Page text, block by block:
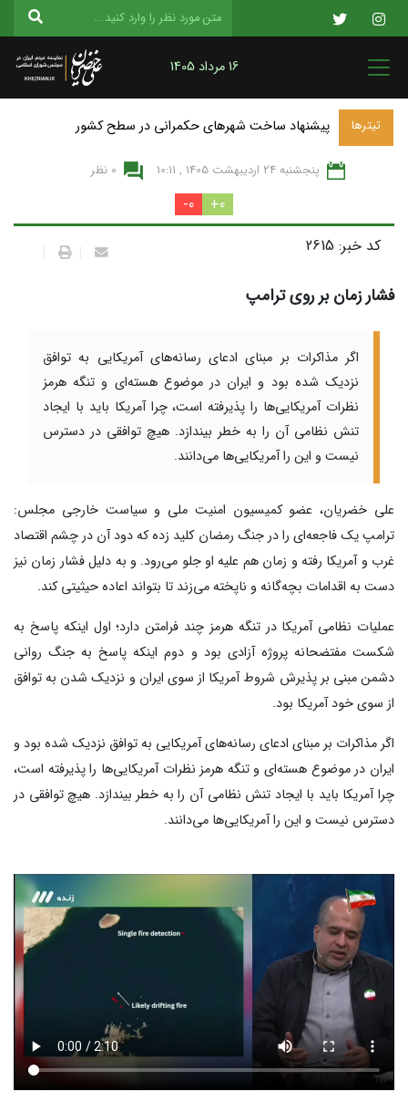
16 مرداد 1405
تیترها پیشنهاد ساخت شهرهای حکمرانی در سطح کشور
پنجشنبه 24 ارديبهشت 1405 , 10:11 0 نظر
0+
0-
کد خبر: 2615
فشار زمان بر روی ترامپ
اگر مذاکرات بر مبنای ادعای رسانه‌های آمریکایی به توافق
نزدیک شده بود و ایران در موضوع هسته‌ای و تنگه هرمز
نظرات آمریکایی‌ها را پذیرفته است، چرا آمریکا باید با ایجاد
تنش نظامی آن را به خطر بیندازد. هیچ توافقی در دسترس
نیست و این را آمریکایی‌ها می‌دانند.
علی خضریان، عضو کمیسیون امنیت ملی و سیاست خارجی مجلس:
ترامپ یک فاجعه‌ای را در جنگ رمضان کلید زده که دود آن در چشم اقتصاد
غرب و آمریکا رفته و زمان هم علیه او جلو می‌رود. و به دلیل فشار زمان نیز
دست به اقدامات بچه‌گانه و ناپخته می‌زند تا بتواند اعاده حیثیتی کند.
عملیات نظامی آمریکا در تنگه هرمز چند فرامتن دارد؛ اول اینکه پاسخ به
شکست مفتضحانه پروژه آزادی بود و دوم اینکه پاسخ به جنگ روانی
دشمن مبنی بر پذیرش شروط آمریکا از سوی ایران و نزدیک شدن به توافق
از سوی خود آمریکا بود.
اگر مذاکرات بر مبنای ادعای رسانه‌های آمریکایی به توافق نزدیک شده بود و
ایران در موضوع هسته‌ای و تنگه هرمز نظرات آمریکایی‌ها را پذیرفته است،
چرا آمریکا باید با ایجاد تنش نظامی آن را به خطر بیندازد. هیچ توافقی در
دسترس نیست و این را آمریکایی‌ها می‌دانند.